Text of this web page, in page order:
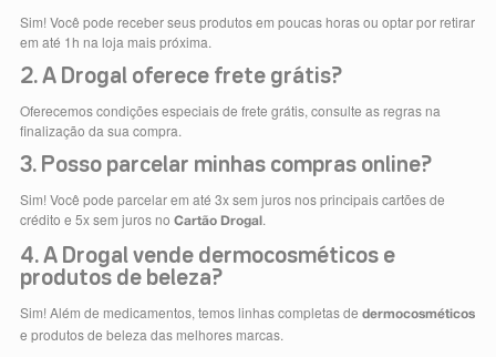
Sim! Você pode receber seus produtos em poucas horas ou optar por retirar
em até 1h na loja mais próxima.
2. A Drogal oferece frete grátis?
Oferecemos condições especiais de frete grátis, consulte as regras na
finalização da sua compra.
3. Posso parcelar minhas compras online?
Sim! Você pode parcelar em até 3x sem juros nos principais cartões de
crédito e 5x sem juros no Cartão Drogal .
4. A Drogal vende dermocosméticos e
produtos de beleza?
Sim! Além de medicamentos, temos linhas completas de dermocosméticos
e produtos de beleza das melhores marcas.